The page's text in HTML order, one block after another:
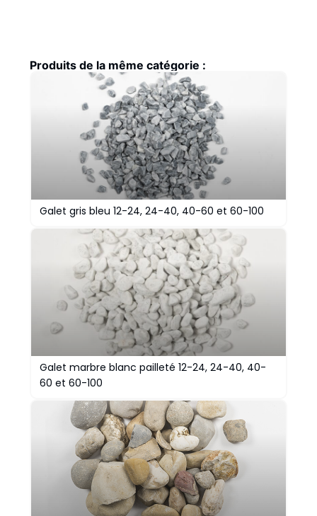
Produits de la même catégorie :
Galet gris bleu 12-24, 24-40, 40-60 et 60-100
Galet marbre blanc pailleté 12-24, 24-40, 40-
60 et 60-100